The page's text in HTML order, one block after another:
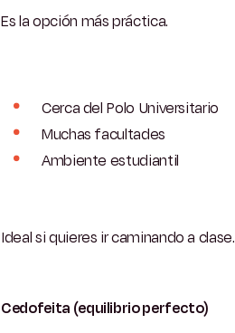
Es la opción más práctica.
Cerca del Polo Universitario
Muchas facultades
Ambiente estudiantil
Ideal si quieres ir caminando a clase.
Cedofeita (equilibrio perfecto)